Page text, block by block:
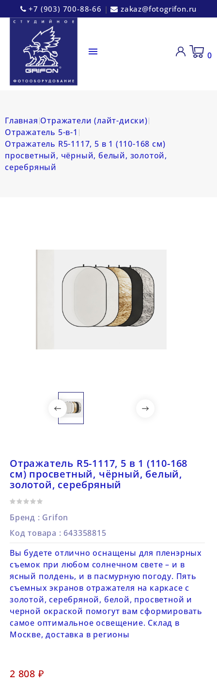
+7 (903) 700-88-66 | zakaz@fotogrifon.ru
 0
Главная Отражатели (лайт-диски)
Отражатель 5-в-1
Отражатель R5-1117, 5 в 1 (110-168 см)
просветный, чёрный, белый, золотой,
серебряный
Отражатель R5-1117, 5 в 1 (110-168
см) просветный, чёрный, белый,
золотой, серебряный
Бренд : Grifon
Код товара : 643358815
Вы будете отлично оснащены для пленэрных
съемок при любом солнечном свете – и в
ясный полдень, и в пасмурную погоду. Пять
съемных экранов отражателя на каркасе с
золотой, серебряной, белой, просветной и
черной окраской помогут вам сформировать
самое оптимальное освещение. Склад в
Москве, доставка в регионы
2 808 ₽